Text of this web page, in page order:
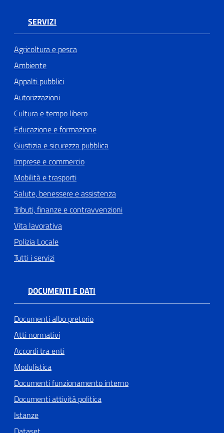
SERVIZI
Agricoltura e pesca
Ambiente
Appalti pubblici
Autorizzazioni
Cultura e tempo libero
Educazione e formazione
Giustizia e sicurezza pubblica
Imprese e commercio
Mobilità e trasporti
Salute, benessere e assistenza
Tributi, finanze e contravvenzioni
Vita lavorativa
Polizia Locale
Tutti i servizi
DOCUMENTI E DATI
Documenti albo pretorio
Atti normativi
Accordi tra enti
Modulistica
Documenti funzionamento interno
Documenti attività politica
Istanze